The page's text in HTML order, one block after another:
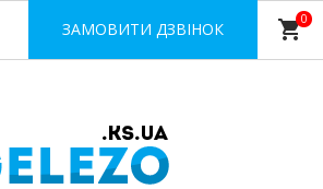
ЗАМОВИТИ ДЗВІНОК shopping_cart0